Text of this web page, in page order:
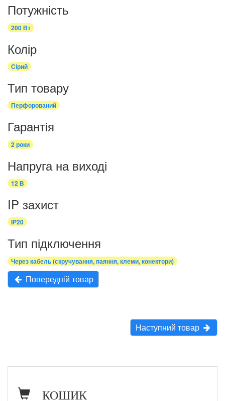
Потужність
200 Вт
Колір
Сірий
Тип товару
Перфорований
Гарантія
2 роки
Напруга на виході
12 В
IP захист
IP20
Тип підключення
Через кабель (скручування, паяння, клеми, конектори)
Попередній товар
Наступний товар
КОШИК